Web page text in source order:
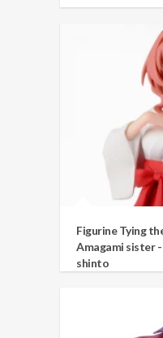
Figurine Tying
Amagami sister
shinto